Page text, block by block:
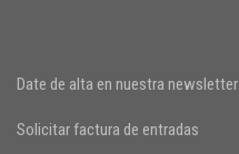
Date de alta en nuestra newsletter
Solicitar factura de entradas